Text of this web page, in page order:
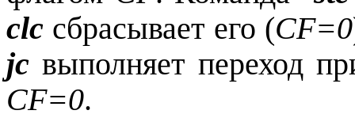
clc сбрасывает его (CF=0
jc выполняет переход
CF=0.